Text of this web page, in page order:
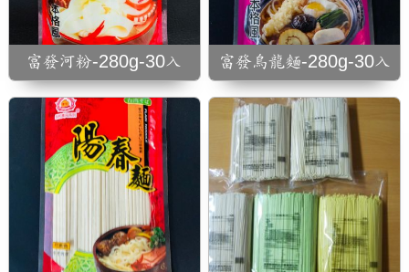
富發河粉-280g-30入 富發烏龍麵-280g-30入
鹽、水、無防腐劑
麵粉、食鹽、水、無
防腐劑